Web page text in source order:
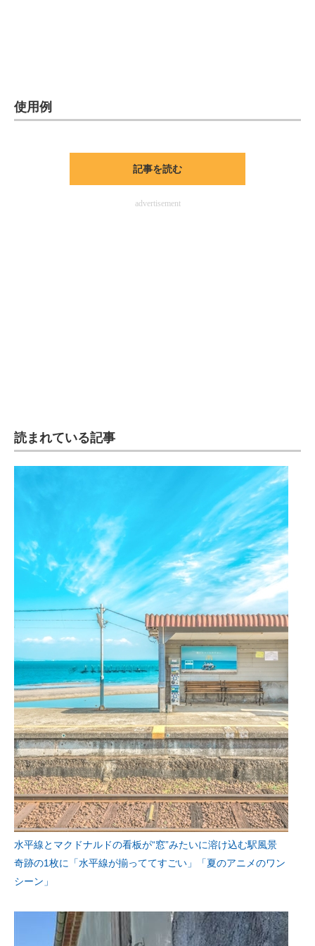
使用例
記事を読む
advertisement
読まれている記事
水平線とマクドナルドの看板が“窓”みたいに溶け込む駅風景
奇跡の1枚に「水平線が揃っててすごい」「夏のアニメのワン
シーン」